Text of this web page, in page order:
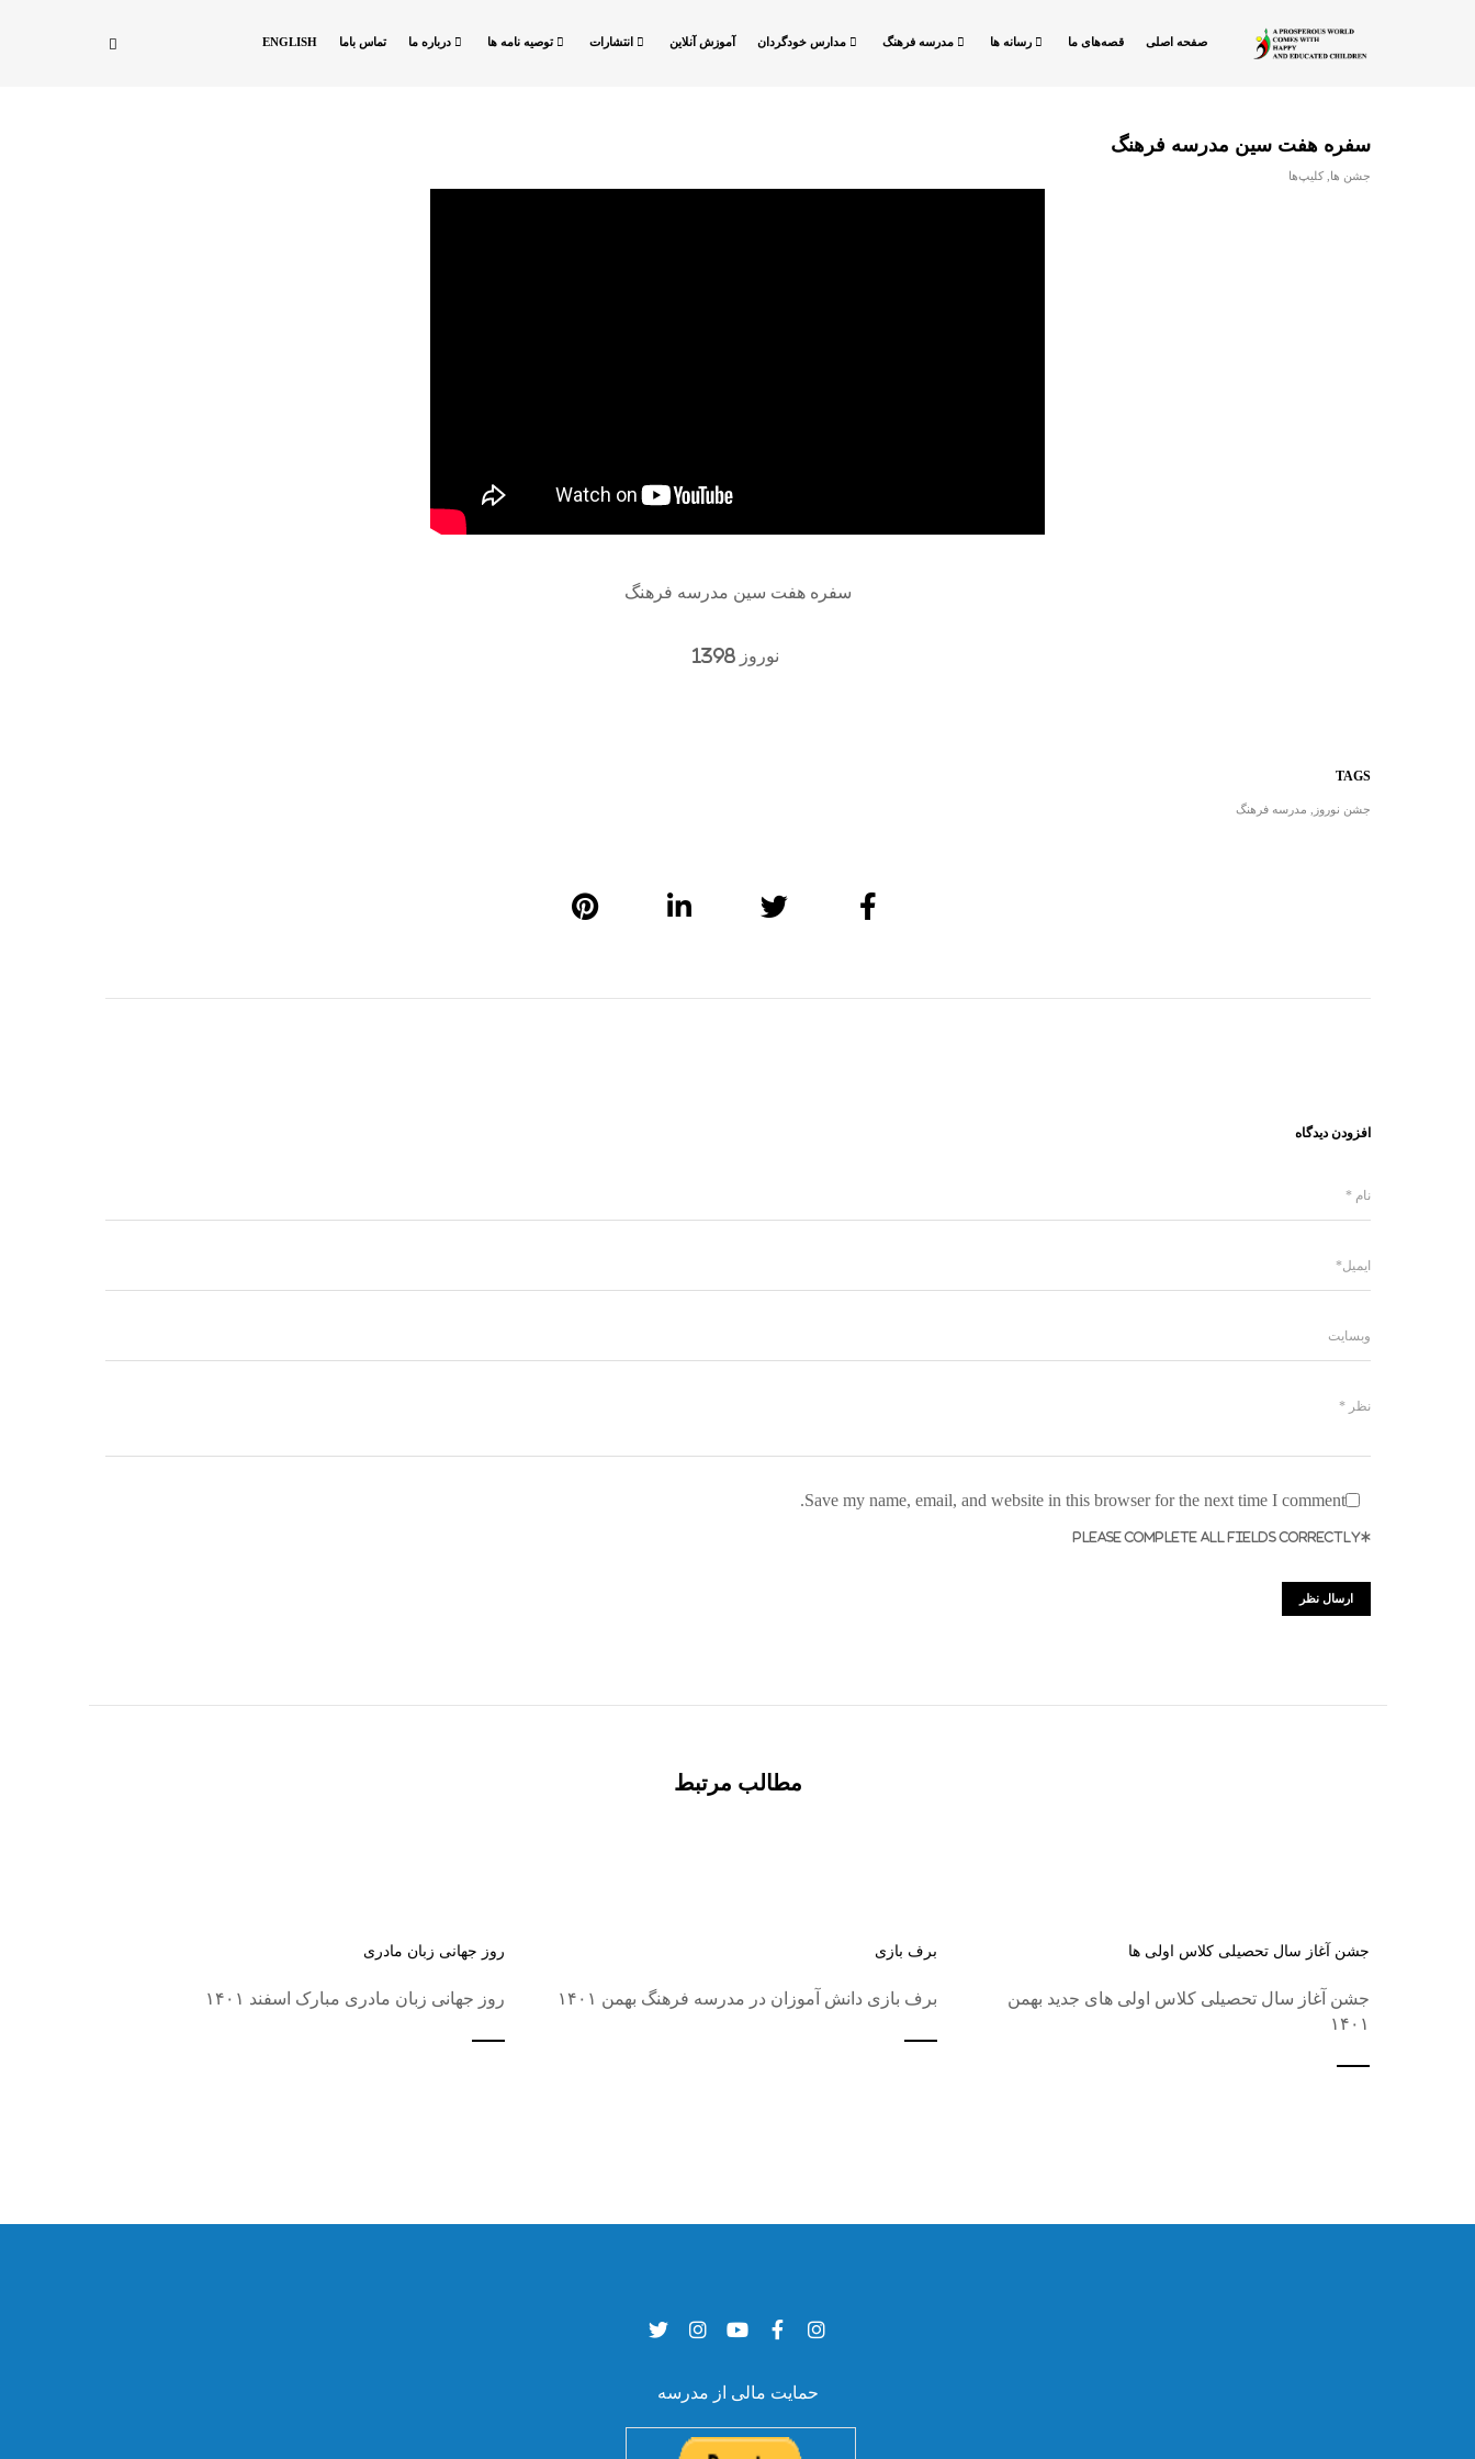
صفحه اصلی قصه‌های ما رسانه ها مدرسه فرهنگ مدارس خودگردان آموزش آنلاین انتشارات توصیه نامه ها درباره ما تماس باما ENGLISH
سفره هفت سین مدرسه فرهنگ
جشن ها ,کلیپ‌ها
سفره هفت سین مدرسه فرهنگ
نوروز 1398
TAGS
جشن نوروز مدرسه فرهنگ
افزودن دیدگاه
Save my name, email, and website in this browser for the next time I comment.
*PLEASE COMPLETE ALL FIELDS CORRECTLY
مطالب مرتبط
روز جهانی زبان مادری
روز جهانی زبان مادری مبارک اسفند ۱۴۰۱
برف بازی
برف بازی دانش آموزان در مدرسه فرهنگ بهمن ۱۴۰۱
جشن آغاز سال تحصیلی کلاس اولی ها
جشن آغاز سال تحصیلی کلاس اولی های جدید بهمن
۱۴۰۱
حمایت مالی از مدرسه